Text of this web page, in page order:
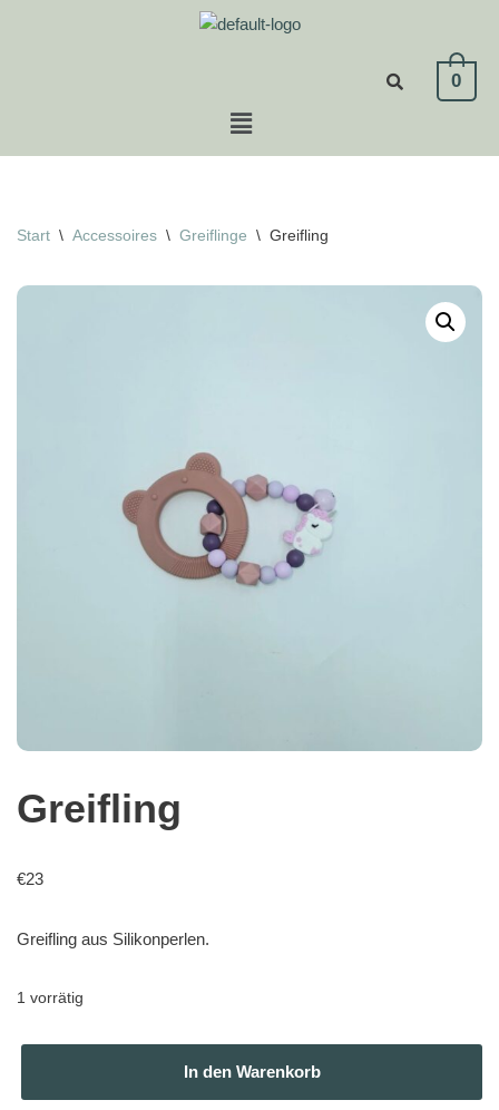
0
Start \ Accessoires \ Greiflinge \ Greifling
Greifling
€23
Greifling aus Silikonperlen.
1 vorrätig
In den Warenkorb